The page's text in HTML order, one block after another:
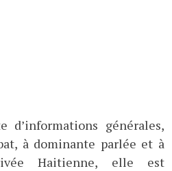
générales,
à dominante parlée et à
Haitienne, elle est